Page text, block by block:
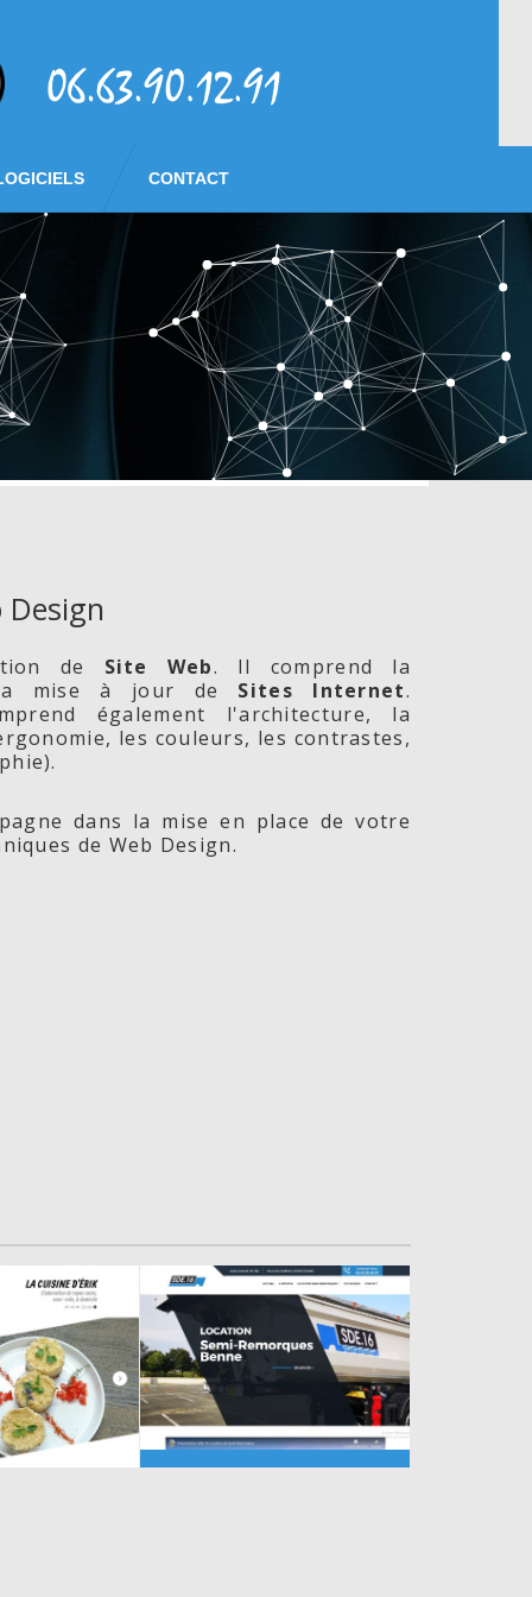
CONTACT
Design
de Site Web. Il comprend la
mise à jour de Sites Internet.
également l'architecture, la
les couleurs, les contrastes,
dans la mise en place de votre
de Web Design.